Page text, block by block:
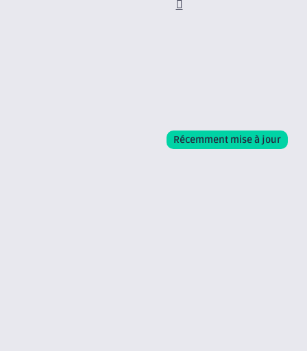
Récemment mise à jour